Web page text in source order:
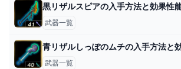
黒リザルスピアの入手方法と効果性
武器一覧
青リザルしっぽのムチの入手方法と
武器一覧